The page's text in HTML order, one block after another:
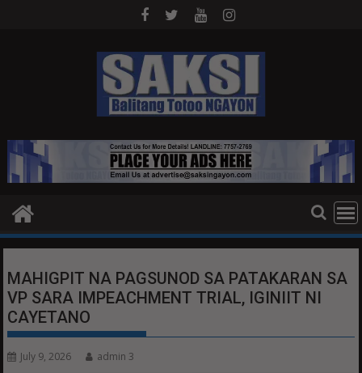
MAHIGPIT NA PAGSUNOD SA PATAKARAN SA
VP SARA IMPEACHMENT TRIAL, IGINIIT NI
CAYETANO
July 9, 2026 admin 3